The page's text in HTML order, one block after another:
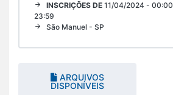
INSCRIÇÕES DE 11/04/2024 - 00:00
23:59
São Manuel - SP
ARQUIVOS
DISPONÍVEIS